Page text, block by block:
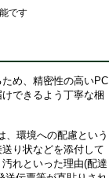
です
め、精密性の高いPC
できるよう丁寧な梱
、環境への配慮という
り状などを添付して
れといった理由(配達